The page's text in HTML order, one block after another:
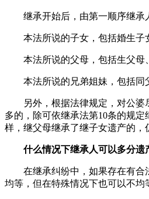
继承开始后，由第一顺序继承
本法所说的子女，包括婚生子
本法所说的父母，包括生父母
本法所说的兄弟姐妹，包括同
另外，根据法律规定，对公
多的，除可依继承法第10条的规
样，继父母继承了继子女遗产的，
什么情况下继承人可以多分遗
在继承纠纷中，如果存在有
均等，但在特殊情况下也可以不均